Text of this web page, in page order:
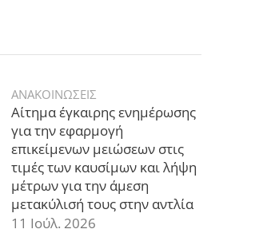
ΑΝΑΚΟΙΝΩΣΕΙΣ
Αίτημα έγκαιρης ενημέρωσης
για την εφαρμογή
επικείμενων μειώσεων στις
τιμές των καυσίμων και λήψη
μέτρων για την άμεση
μετακύλισή τους στην αντλία
11 Ιούλ. 2026